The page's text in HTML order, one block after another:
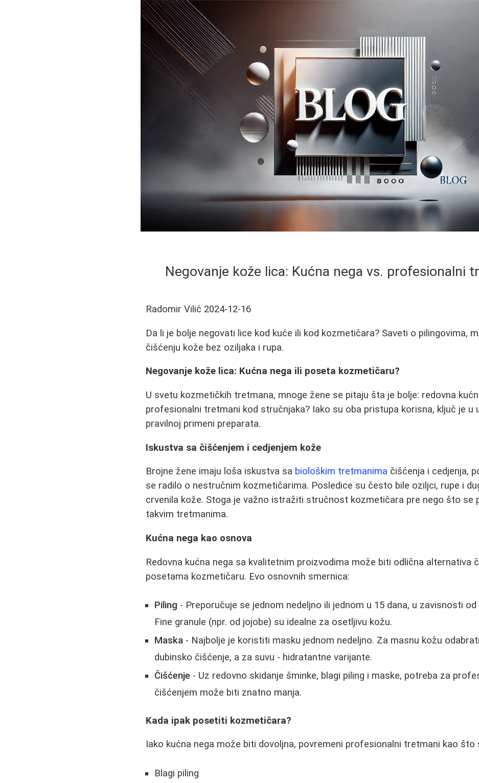
Negovanje kože lica: Kućna nega vs. profesionalni
Radomir Vilić 2024-12-16
Da li je bolje negovati lice kod kuće ili kod kozmetičara? Saveti o pilingovima,
čišćenju kože bez oziljaka i rupa.
Negovanje kože lica: Kućna nega ili poseta kozmetičaru?
U svetu kozmetičkih tretmana, mnoge žene se pitaju šta je bolje: redovna
profesionalni tretmani kod stručnjaka? Iako su oba pristupa korisna, ključ je u
pravilnoj primeni preparata.
Iskustva sa čišćenjem i cedjenjem kože
Brojne žene imaju loša iskustva sa biološkim tretmanima čišćenja i cedjenja,
se radilo o nestručnim kozmetičarima. Posledice su često bile oziljci, rupe i
crvenila kože. Stoga je važno istražiti stručnost kozmetičara pre nego što se
takvim tretmanima.
Kućna nega kao osnova
Redovna kućna nega sa kvalitetnim proizvodima može biti odlična alternativa
posetama kozmetičaru. Evo osnovnih smernica:
Piling - Preporučuje se jednom nedeljno ili jednom u 15 dana, u zavisnosti
Fine granule (npr. od jojobe) su idealne za osetljivu kožu.
Maska - Najbolje je koristiti masku jednom nedeljno. Za masnu kožu
dubinsko čišćenje, a za suvu - hidratantne varijante.
Čišćenje - Uz redovno skidanje šminke, blagi piling i maske, potreba za
čišćenjem može biti znatno manja.
Kada ipak posetiti kozmetičara?
Iako kućna nega može biti dovoljna, povremeni profesionalni tretmani kao što
Blagi piling